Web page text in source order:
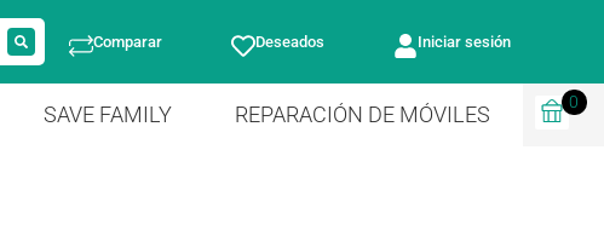
Comparar Deseados Iniciar sesión
SAVE FAMILY REPARACIÓN DE MÓVILES
0